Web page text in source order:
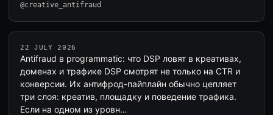
@creative_antifraud
22 JULY 2026
Antifraud в programmatic: что DSP ловят в креативах,
доменах и трафике DSP смотрят не только на CTR и
конверсии. Их антифрод-пайплайн обычно цепляет
три слоя: креатив, площадку и поведение трафика.
Если на одном из уровн…